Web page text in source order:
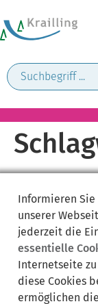
Informieren Sie
unserer
jederzeit die
essentielle
Internetseite
diese Cookies
ermöglichen